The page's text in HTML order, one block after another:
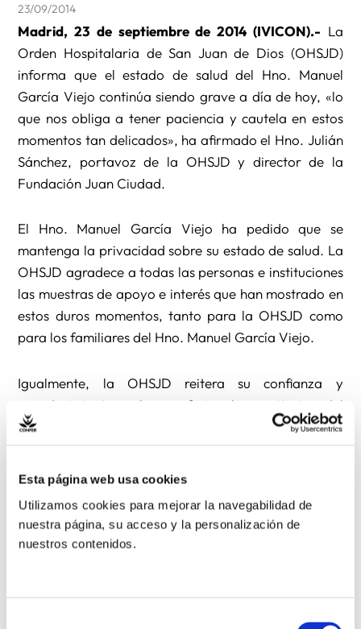
Esta página web usa cookies
Utilizamos cookies para mejorar la navegabilidad de
nuestra página, su acceso y la personalización de
nuestros contenidos.
23/09/2014
Madrid, 23 de septiembre de 2014 (IVICON).- La
Orden Hospitalaria de San Juan de Dios (OHSJD)
informa que el estado de salud del Hno. Manuel
García Viejo continúa siendo grave a día de hoy, «lo
que nos obliga a tener paciencia y cautela en estos
momentos tan delicados», ha afirmado el Hno. Julián
Sánchez, portavoz de la OHSJD y director de la
Fundación Juan Ciudad.
El Hno. Manuel García Viejo ha pedido que se
mantenga la privacidad sobre su estado de salud. La
OHSJD agradece a todas las personas e instituciones
las muestras de apoyo e interés que han mostrado en
estos duros momentos, tanto para la OHSJD como
para los familiares del Hno. Manuel García Viejo.
Igualmente, la OHSJD reitera su confianza y
agradecimiento a los profesionales sanitarios del
Hospital Carlos III donde está siendo atendido el Hno.
en 13 países de África a través de 25 hospitales y
centros sociosanitarios, sigue muy preocupada por